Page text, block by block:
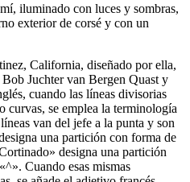
iluminado con luces y sombras,
exterior de corsé y con un
California, diseñado por ella,
Juchter van Bergen Quast y
cuando las líneas divisorias
curvas, se emplea la terminología
van del jefe a la punta y son
una partición con forma de
» designa una partición
^». Cuando esas mismas